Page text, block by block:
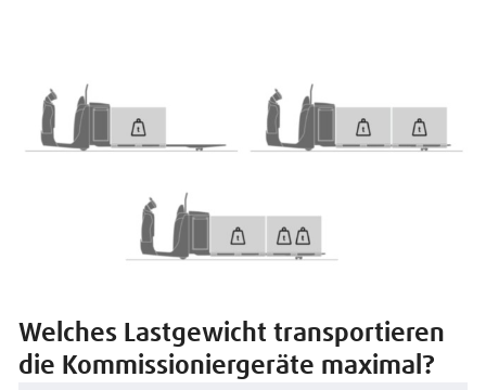
Welches Lastgewicht transportieren
die Kommissioniergeräte maximal?